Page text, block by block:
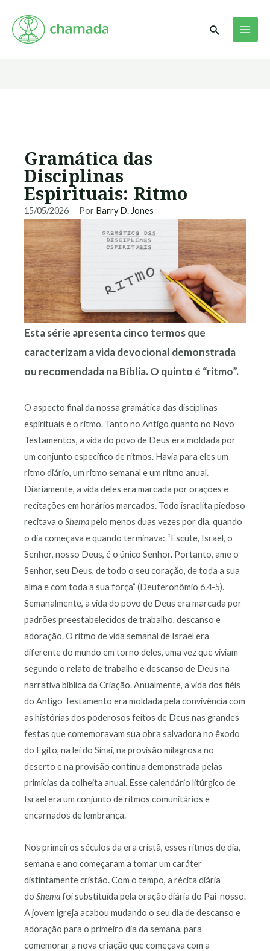
para
Pesquisar
Gramática das
Disciplinas
Espirituais: Ritmo
15/05/2026 Por Barry D. Jones
Esta série apresenta cinco termos que
caracterizam a vida devocional demonstrada
ou recomendada na Bíblia. O quinto é “ritmo”.
O aspecto final da nossa gramática das disciplinas
espirituais é o ritmo. Tanto no Antigo quanto no Novo
Testamentos, a vida do povo de Deus era moldada por
um conjunto específico de ritmos. Havia para eles um
ritmo diário, um ritmo semanal e um ritmo anual.
Diariamente, a vida deles era marcada por orações e
recitações em horários marcados. Todo israelita piedoso
recitava o Shemapelo menos duas vezes por dia, quando
o dia começava e quando terminava: “Escute, Israel, o
Senhor, nosso Deus, é o único Senhor. Portanto, ame o
Senhor, seu Deus, de todo o seu coração, de toda a sua
alma e com toda a sua força” (Deuteronômio 6.4-5).
Semanalmente, a vida do povo de Deus era marcada por
padrões preestabelecidos de trabalho, descanso e
adoração. O ritmo de vida semanal de Israel era
diferente do mundo em torno deles, uma vez que viviam
segundo o relato de trabalho e descanso de Deus na
narrativa bíblica da Criação. Anualmente, a vida dos fiéis
do Antigo Testamento era moldada pela convivência com
as histórias dos poderosos feitos de Deus nas grandes
festas que comemoravam sua obra salvadora no êxodo
do Egito, na lei do Sinai, na provisão milagrosa no
deserto e na provisão contínua demonstrada pelas
primícias da colheita anual. Esse calendário litúrgico de
Israel era um conjunto de ritmos comunitários e
encarnados de lembrança.
Nos primeiros séculos da era cristã, esses ritmos de dia,
semana e ano começaram a tomar um caráter
distintamente cristão. Com o tempo, a récita diária
do Shemafoi substituída pela oração diária do Pai-nosso.
A jovem igreja acabou mudando o seu dia de descanso e
adoração para o primeiro dia da semana, para
comemorar a nova criação que começava com a